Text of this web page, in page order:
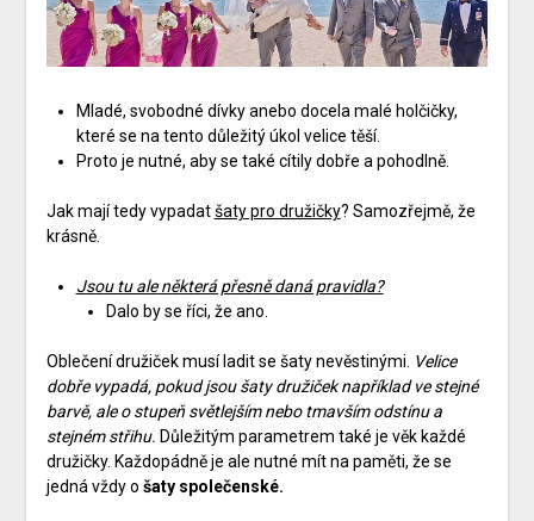
Mladé, svobodné dívky anebo docela malé holčičky,
které se na tento důležitý úkol velice těší.
Proto je nutné, aby se také cítily dobře a pohodlně.
Jak mají tedy vypadatšaty pro družičky? Samozřejmě, že
krásně.
Jsou tu ale některá přesně daná pravidla?
Dalo by se říci, že ano.
Oblečení družiček musí ladit se šaty nevěstinými. Velice
dobře vypadá, pokud jsou šaty družiček například ve stejné
barvě, ale o stupeň světlejším nebo tmavším odstínu a
stejném střihu. Důležitým parametrem také je věk každé
družičky. Každopádně je ale nutné mít na paměti, že se
jedná vždy o šaty společenské.